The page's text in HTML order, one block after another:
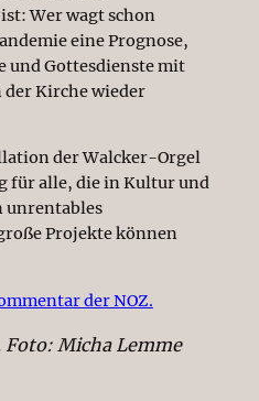
Wer wagt schon
eine Prognose,
und Gottesdienste mit
Kirche wieder
der Walcker-Orgel
für alle, die in Kultur und
unrentables
Projekte können
der NOZ.
Micha Lemme